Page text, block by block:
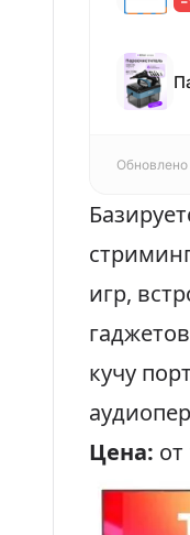
Обновлено
игр,
кучу
Цена: от